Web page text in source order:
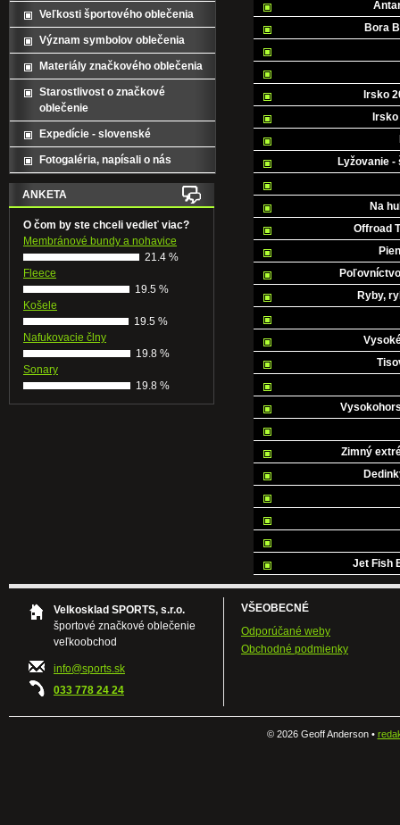
Bora
Irsko
Lyžovanie
Na
Offroad
Ryby,
Zimný
Jet Fish
Veľkosti športového oblečenia
Význam symbolov oblečenia
Materiály značkového oblečenia
Starostlivost o značkové
oblečenie
Expedície - slovenské
Fotogaléria, napísali o nás
ANKETA
O čom by ste chceli vedieť viac?
Membránové bundy a nohavice
21.4 %
Fleece
19.5 %
Košele
19.5 %
Nafukovacie člny
19.8 %
Sonary
19.8 %
Velkosklad SPORTS, s.r.o.
športové značkové oblečenie
veľkoobchod
info@sports.sk
033 778 24 24
VŠEOBECNÉ
Odporúčané weby
Obchodné podmienky
©2026 Geoff Anderson •